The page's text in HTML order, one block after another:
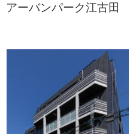
アーバンパーク江古田